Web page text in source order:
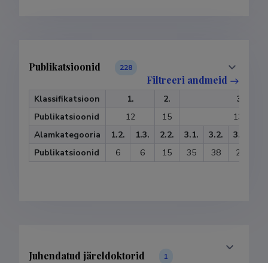
Publikatsioonid 228
Filtreeri andmeid
Klassifikatsioon 1. 2.
3.
Publikatsioonid
12 15
133
Alamkategooria
1.2. 1.3. 2.2. 3.1. 3.2. 3.3.
Publikatsioonid
6 6 15 35 38 21
Juhendatud järeldoktorid 1